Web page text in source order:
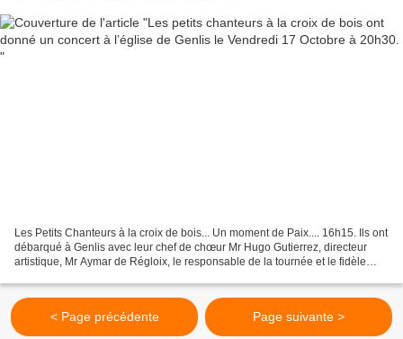
Les Petits Chanteurs à la croix de bois... Un moment de Paix.... 16h15. Ils ont
débarqué à Genlis avec leur chef de chœur Mr Hugo Gutierrez, directeur
artistique, Mr Aymar de Régloix, le responsable de la tournée et le fidèle
< Page précédente Page suivante >